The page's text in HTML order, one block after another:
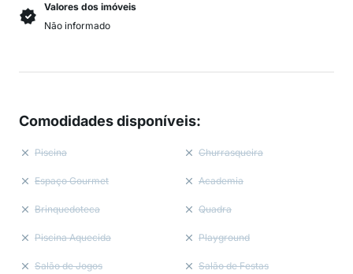
Valores dos imóveis
Não informado
Comodidades disponíveis:
Piscina Churrasqueira
Espaço Gourmet Academia
Brinquedoteca Quadra
Piscina Aquecida Playground
Salão de Jogos Salão de Festas